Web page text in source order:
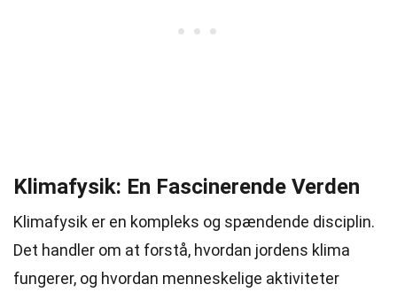
Klimafysik: En Fascinerende Verden
Klimafysik er en kompleks og spændende disciplin.
Det handler om at forstå, hvordan jordens klima
fungerer, og hvordan menneskelige aktiviteter